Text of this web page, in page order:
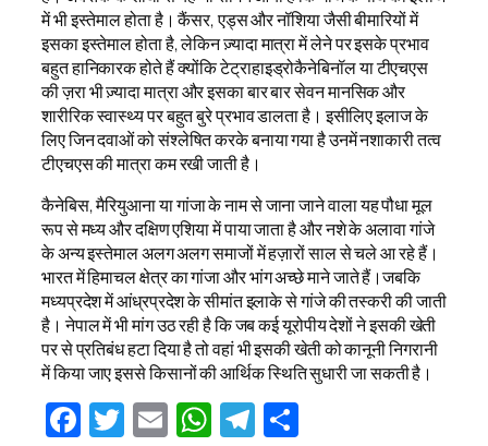
में भी इस्तेमाल होता है। कैंसर, एड्स और नॉशिया जैसी बीमारियों में
इसका इस्तेमाल होता है, लेकिन ज़्यादा मात्रा में लेने पर इसके प्रभाव
बहुत हानिकारक होते हैं क्योंकि टेट्राहाइड्रोकैनेबिनॉल या टीएचएस
की ज़रा भी ज़्यादा मात्रा और इसका बार बार सेवन मानसिक और
शारीरिक स्वास्थ्य पर बहुत बुरे प्रभाव डालता है। इसीलिए इलाज के
लिए जिन दवाओं को संश्लेषित करके बनाया गया है उनमें नशाकारी तत्व
टीएचएस की मात्रा कम रखी जाती है।
कैनेबिस, मैरियुआना या गांजा के नाम से जाना जाने वाला यह पौधा मूल
रूप से मध्य और दक्षिण एशिया में पाया जाता है और नशे के अलावा गांजे
के अन्य इस्तेमाल अलग अलग समाजों में हज़ारों साल से चले आ रहे हैं।
भारत में हिमाचल क्षेत्र का गांजा और भांग अच्छे माने जाते हैं।जबकि
मध्यप्रदेश में आंध्रप्रदेश के सीमांत इलाके से गांजे की तस्करी की जाती
है। नेपाल में भी मांग उठ रही है कि जब कई यूरोपीय देशों ने इसकी खेती
पर से प्रतिबंध हटा दिया है तो वहां भी इसकी खेती को कानूनी निगरानी
में किया जाए इससे किसानों की आर्थिक स्थिति सुधारी जा सकती है।
Facebook
Twitter
EmailWhatsApp
Telegram